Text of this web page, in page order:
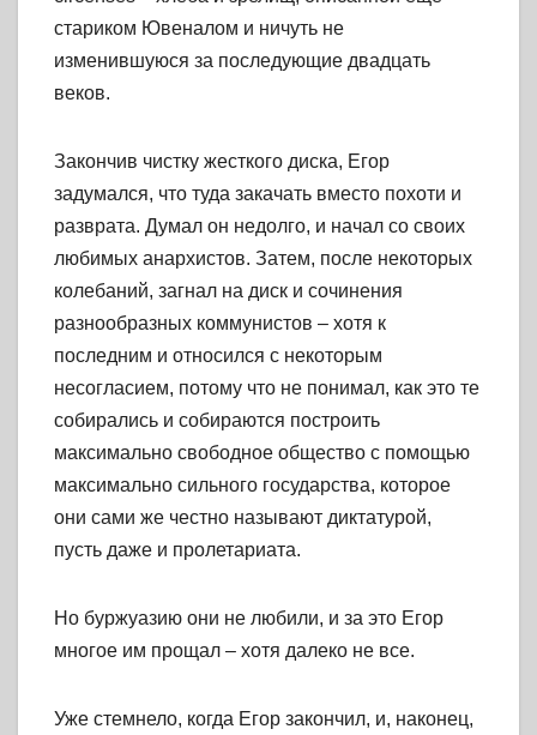
стариком Ювеналом и ничуть не
изменившуюся за последующие двадцать
веков.
Закончив чистку жесткого диска, Егор
задумался, что туда закачать вместо похоти и
разврата. Думал он недолго, и начал со своих
любимых анархистов. Затем, после некоторых
колебаний, загнал на диск и сочинения
разнообразных коммунистов – хотя к
последним и относился с некоторым
несогласием, потому что не понимал, как это те
собирались и собираются построить
максимально свободное общество с помощью
максимально сильного государства, которое
они сами же честно называют диктатурой,
пусть даже и пролетариата.
Но буржуазию они не любили, и за это Егор
многое им прощал – хотя далеко не все.
Уже стемнело, когда Егор закончил, и, наконец,